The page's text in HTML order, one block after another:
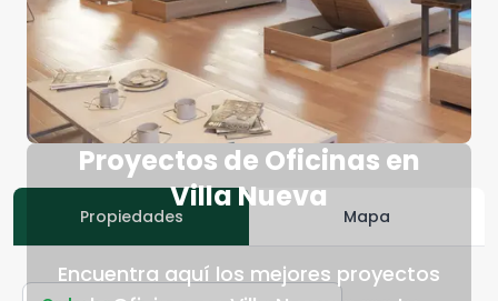
Proyectos de Oficinas en
Villa Nueva
Encuentra aquí los mejores proyectos
Propiedades Mapa